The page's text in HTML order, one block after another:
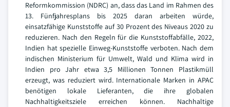
Reformkommission (NDRC) an, dass das Land im Rahmen des
13. Fünfjahresplans bis 2025 daran arbeiten würde,
einsatzfähige Kunststoffe auf 30 Prozent des Niveaus 2020 zu
reduzieren. Nach den Regeln für die Kunststoffabfälle, 2022,
Indien hat spezielle Einweg-Kunststoffe verboten. Nach dem
indischen Ministerium für Umwelt, Wald und Klima wird in
Indien pro Jahr etwa 3,5 Millionen Tonnen Plastikmüll
erzeugt, was reduziert wird. Internationale Marken in APAC
benötigen lokale Lieferanten, die ihre globalen
Nachhaltigkeitsziele erreichen können. Nachhaltige